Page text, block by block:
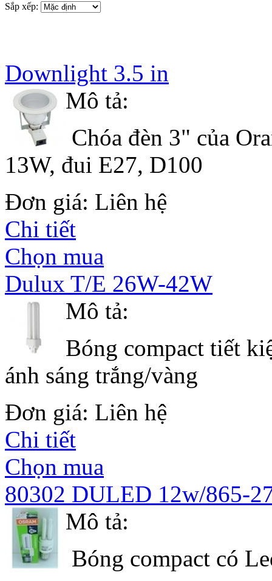
Sắp xếp:
Downlight 3.5 in
Mô tả:
Chóa đèn 3" của
13W, đui E27, D100
Đơn giá: Liên hệ
Chi tiết
Chọn mua
Dulux T/E 26W-42W
Mô tả:
Bóng compact tiết
ánh sáng trắng/vàng
Đơn giá: Liên hệ
Chi tiết
Chọn mua
80302 DULED 12w/865-
Mô tả:
Bóng compact có